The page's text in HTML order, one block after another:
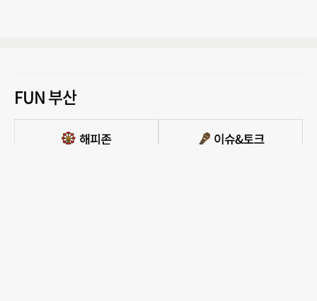
FUN 부산